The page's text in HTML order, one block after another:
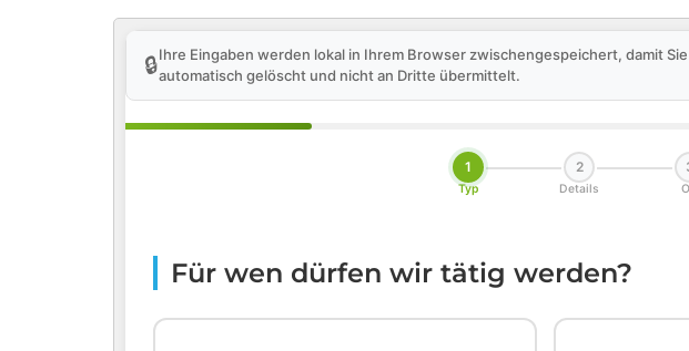
🔒Ihre Eingaben werden lokal in Ihrem Browser zwischengespeichert, damit
automatisch gelöscht und nicht an Dritte übermittelt.
1
Typ
2
Details
Für wen dürfen wir tätig werden?